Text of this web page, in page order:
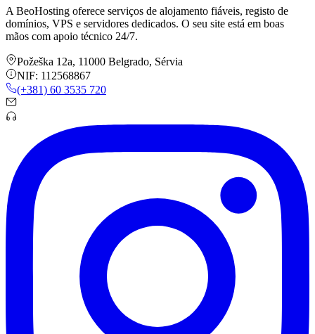
A BeoHosting oferece serviços de alojamento fiáveis, registo de
domínios, VPS e servidores dedicados. O seu site está em boas
mãos com apoio técnico 24/7.
Požeška 12a, 11000 Belgrado, Sérvia
NIF: 112568867
(+381) 60 3535 720